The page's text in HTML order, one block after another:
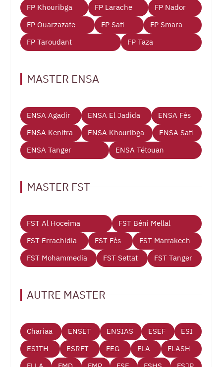
FP Khouribga
FP Larache
FP Nador
FP Ouarzazate
FP Safi
FP Smara
FP Taroudant
FP Taza
MASTER ENSA
ENSA Agadir ENSA El Jadida
ENSA Fès
ENSA Kenitra
ENSA Khouribga
ENSA Safi
ENSA Tanger
ENSA Tétouan
MASTER FST
FST Al Hoceima
FST Béni Mellal
FST Errachidia
FST Fès
FST Marrakech
FST Mohammedia
FST Settat FST Tanger
AUTRE MASTER
Chariaa ENSET ENSIAS ESEF
ESI
ESITH
ESRFT FEG FLA
FLASH